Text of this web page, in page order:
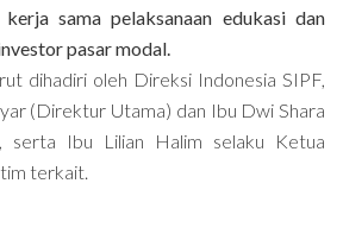
kerja sama pelaksanaan edukasi dan
pasar modal.
dihadiri oleh Direksi Indonesia SIPF,
(Direktur Utama) dan Ibu Dwi Shara
serta Ibu Lilian Halim selaku Ketua
terkait.